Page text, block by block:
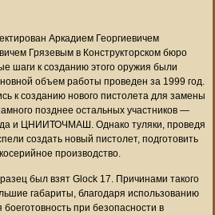
Аркадием Георгиевичем
Грязевым в Конструкторском бюро
шаги к созданию этого оружия были
объем работы проведен за 1999 год.
к созданию нового пистолета для замены
позднее остальных участников —
и ЦНИИТОЧМАШ. Однако туляки, проведя
создать новый пистолет, подготовить
производство.
был взят Glock 17. Причинами такого
габариты, благодаря использованию
при безопасности в